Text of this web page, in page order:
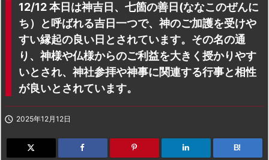
12/12 本日は神吉日、七箇の善日(ななこのぜんに
ち）と呼ばれる吉日一つで、神のご加護を受けや
すい縁起の良い日とされています。その名の通
り、神様や仏様からのご利益を大きく授かりやす
いとされ、神社参拝や神事に関連する行事と相性
が良いとされています。
 2025年12月12日
B!